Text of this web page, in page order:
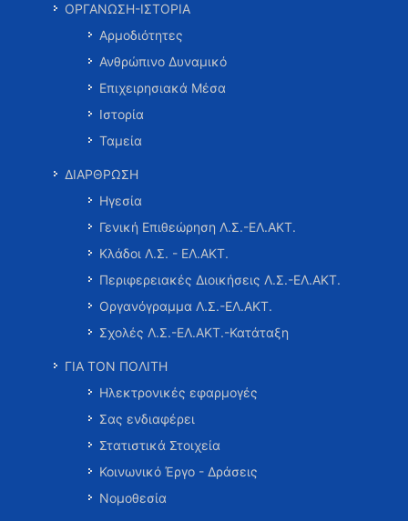
ΟΡΓΑΝΩΣΗ-ΙΣΤΟΡΙΑ
Αρμοδιότητες
Ανθρώπινο Δυναμικό
Επιχειρησιακά Μέσα
Ιστορία
Ταμεία
ΔΙΑΡΘΡΩΣΗ
Ηγεσία
Γενική Επιθεώρηση Λ.Σ.-ΕΛ.ΑΚΤ.
Κλάδοι Λ.Σ. - ΕΛ.ΑΚΤ.
Περιφερειακές Διοικήσεις Λ.Σ.-ΕΛ.ΑΚΤ.
Οργανόγραμμα Λ.Σ.-ΕΛ.ΑΚΤ.
Σχολές Λ.Σ.-ΕΛ.ΑΚΤ.-Κατάταξη
ΓΙΑ ΤΟΝ ΠΟΛΙΤΗ
Ηλεκτρονικές εφαρμογές
Σας ενδιαφέρει
Στατιστικά Στοιχεία
Κοινωνικό Έργο - Δράσεις
Νομοθεσία